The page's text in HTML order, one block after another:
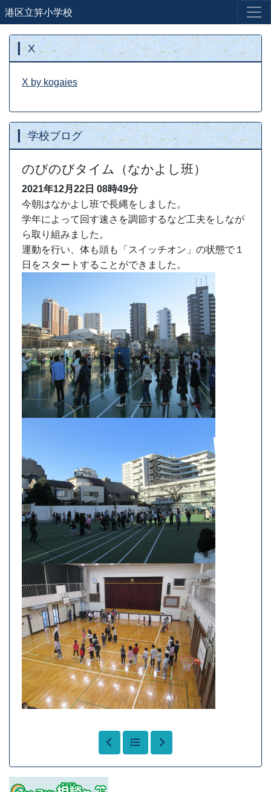
港区立笄小学校
X
X by kogaies
学校ブログ
のびのびタイム（なかよし班）
2021年12月22日 08時49分
今朝はなかよし班で長縄をしました。
学年によって回す速さを調節するなど工夫をしなが
ら取り組みました。
運動を行い、体も頭も「スイッチオン」の状態で１
日をスタートすることができました。